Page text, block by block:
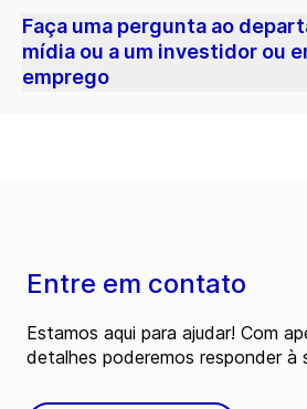
Faça uma pergunta ao
mídia ou a um investidor ou
emprego
Entre em contato
Estamos aqui para ajudar! Com
detalhes poderemos responder à